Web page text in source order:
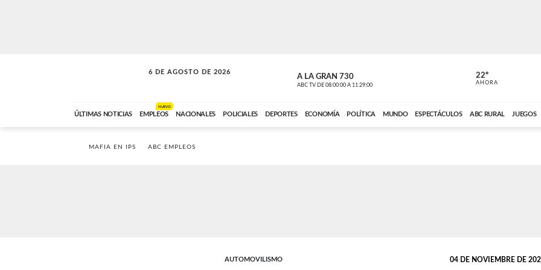
6 DE AGOSTO DE 2026
LA MOVIDA A LA GRAN 730
ABC TV DE 08:00:00 A 11:29:00 ABC CARDINAL
22º
AHORA
ÚLTIMAS NOTICIAS EMPLEOS
NUEVO
NACIONALES POLICIALES DEPORTES ECONOMÍA POLÍTICA MUNDO ESPECTÁCULOS ABC RURAL JUEGOS
MAFIA EN IPS ABC EMPLEOS
AUTOMOVILISMO 04 DE NOVIEMBRE DE